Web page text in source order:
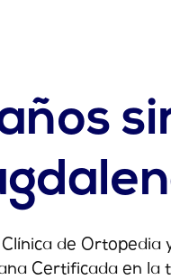
de Ortopedia
Certificada en la